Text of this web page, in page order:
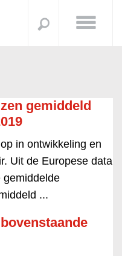
gemiddeld
in ontwikkeling en
Uit de Europese data
gemiddelde
...